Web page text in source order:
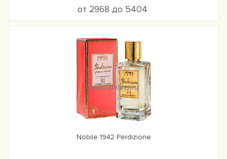
от 2968 до 5404
Nobile 1942 Perdizione